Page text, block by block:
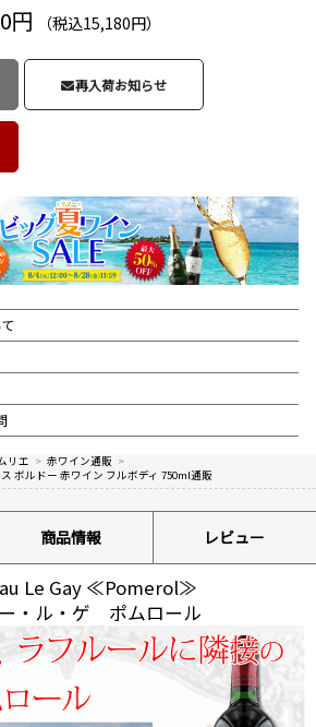
円 （税込15,180円）
再入荷お知らせ
リエ > 赤ワイン通販 >
ボルドー 赤ワイン フルボディ 750ml通販
商品情報 レビュー
Le Gay ≪Pomerol≫
・ル・ゲ ポムロール